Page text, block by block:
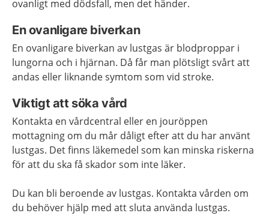
ovanligt med dödsfall, men det händer.
En ovanligare biverkan
En ovanligare biverkan av lustgas är blodproppar i
lungorna och i hjärnan. Då får man plötsligt svårt att
andas eller liknande symtom som vid stroke.
Viktigt att söka vård
Kontakta en vårdcentral eller en jouröppen
mottagning om du mår dåligt efter att du har använt
lustgas. Det finns läkemedel som kan minska riskerna
för att du ska få skador som inte läker.
Du kan bli beroende av lustgas. Kontakta vården om
du behöver hjälp med att sluta använda lustgas.